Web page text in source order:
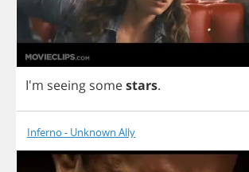
I'm seeing somestars.
Inferno - Unknown Ally